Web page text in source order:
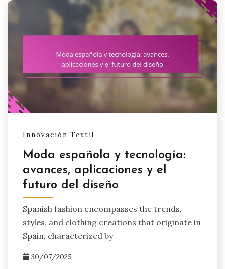
Innovación Textil
Moda española y tecnología:
avances, aplicaciones y el
futuro del diseño
Spanish fashion encompasses the trends,
styles, and clothing creations that originate in
Spain, characterized by
30/07/2025